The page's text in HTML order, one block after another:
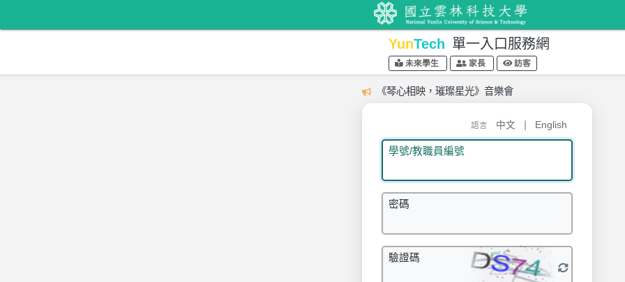
YunTech 單一入口服務網
未來學生 家長 訪客
《琴心相映，璀璨星光》音樂會
語言 中文 English
學號/教職員編號
密碼
驗證碼